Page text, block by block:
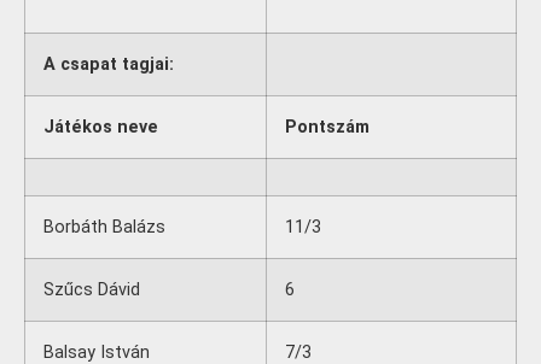
A csapat tagjai:
Játékos neve Pontszám
Borbáth Balázs 11/3
Szűcs Dávid 6
Balsay István 7/3